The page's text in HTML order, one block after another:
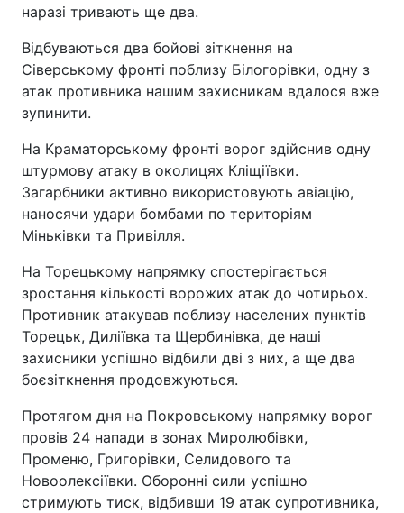
наразі тривають ще два.
Відбуваються два бойові зіткнення на
Сіверському фронті поблизу Білогорівки, одну з
атак противника нашим захисникам вдалося вже
зупинити.
На Краматорському фронті ворог здійснив одну
штурмову атаку в околицях Кліщіївки.
Загарбники активно використовують авіацію,
наносячи удари бомбами по територіям
Міньківки та Привілля.
На Торецькому напрямку спостерігається
зростання кількості ворожих атак до чотирьох.
Противник атакував поблизу населених пунктів
Торецьк, Диліївка та Щербинівка, де наші
захисники успішно відбили дві з них, а ще два
боєзіткнення продовжуються.
Протягом дня на Покровському напрямку ворог
провів 24 напади в зонах Миролюбівки,
Променю, Григорівки, Селидового та
Новоолексіївки. Оборонні сили успішно
стримують тиск, відбивши 19 атак супротивника,